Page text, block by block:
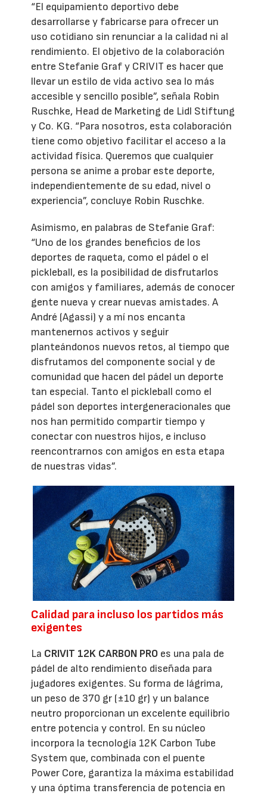
“El equipamiento deportivo debe
desarrollarse y fabricarse para ofrecer un
uso cotidiano sin renunciar a la calidad ni al
rendimiento. El objetivo de la colaboración
entre Stefanie Graf y CRIVIT es hacer que
llevar un estilo de vida activo sea lo más
accesible y sencillo posible”, señala Robin
Ruschke, Head de Marketing de Lidl Stiftung
y Co. KG. “Para nosotros, esta colaboración
tiene como objetivo facilitar el acceso a la
actividad física. Queremos que cualquier
persona se anime a probar este deporte,
independientemente de su edad, nivel o
experiencia”, concluye Robin Ruschke.
Asimismo, en palabras de Stefanie Graf:
“Uno de los grandes beneficios de los
deportes de raqueta, como el pádel o el
pickleball, es la posibilidad de disfrutarlos
con amigos y familiares, además de conocer
gente nueva y crear nuevas amistades. A
André (Agassi) y a mí nos encanta
mantenernos activos y seguir
planteándonos nuevos retos, al tiempo que
disfrutamos del componente social y de
comunidad que hacen del pádel un deporte
tan especial. Tanto el pickleball como el
pádel son deportes intergeneracionales que
nos han permitido compartir tiempo y
conectar con nuestros hijos, e incluso
reencontrarnos con amigos en esta etapa
de nuestras vidas”.
Calidad para incluso los partidos más
exigentes
La CRIVIT 12K CARBON PRO es una pala de
pádel de alto rendimiento diseñada para
jugadores exigentes. Su forma de lágrima,
un peso de 370 gr (±10 gr) y un balance
neutro proporcionan un excelente equilibrio
entre potencia y control. En su núcleo
incorpora la tecnología 12K Carbon Tube
System que, combinada con el puente
Power Core, garantiza la máxima estabilidad
y una óptima transferencia de potencia en